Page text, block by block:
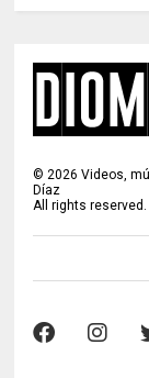
©2026 Videos,
Díaz
All rights reserved.